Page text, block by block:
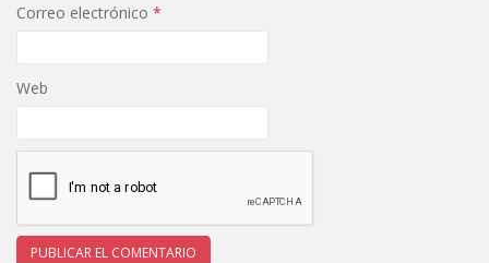
Correo electrónico *
Web